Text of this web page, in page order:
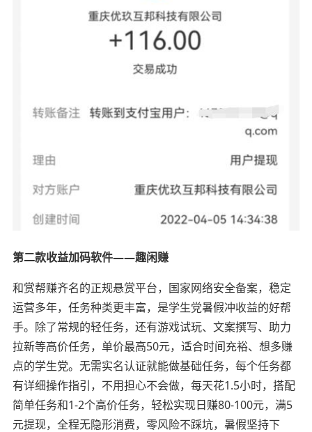
第二款收益加码软件——趣闲赚
和赏帮赚齐名的正规悬赏平台，国家网络安全备案，稳定
运营多年，任务种类更丰富，是学生党暑假冲收益的好帮
手。除了常规的轻任务，还有游戏试玩、文案撰写、助力
拉新等高价任务，单价最高50元，适合时间充裕、想多赚
点的学生党。无需实名认证就能做基础任务，每个任务都
有详细操作指引，不用担心不会做，每天花1.5小时，搭配
简单任务和1-2个高价任务，轻松实现日赚80-100元，满5
元提现，全程无隐形消费，零风险不踩坑，暑假坚持下